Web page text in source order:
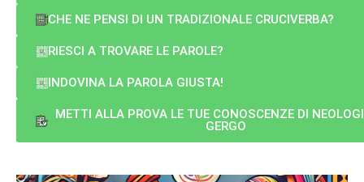
CHE NE PENSI DI UN TRADIZIONALE CRUCIVERBA?
RIESCI A TROVARE LE PAROLE?
INDOVINA LA PAROLA GIUSTA!
METTI ALLA PROVA LE TUE CONOSCENZE DI
GERGO